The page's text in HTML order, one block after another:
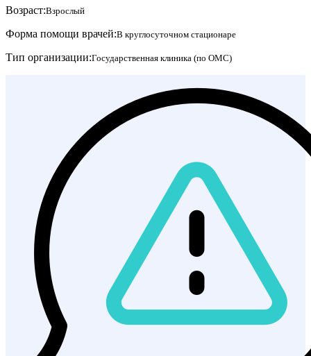
Возраст:Взрослый
Форма помощи врачей:В круглосуточном стационаре
Тип организации:Государственная клиника (по ОМС)